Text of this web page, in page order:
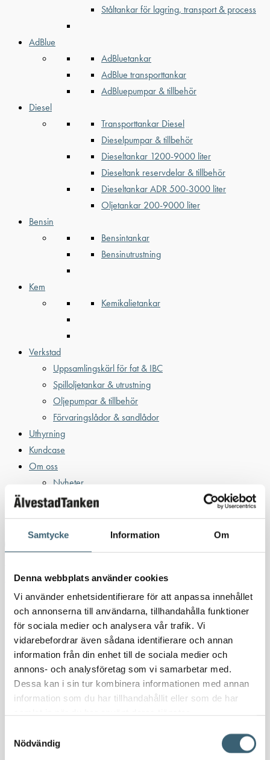
Samtycke Information Om
Denna webbplats använder cookies
Vi använder enhetsidentifierare för att anpassa innehållet
och annonserna till användarna, tillhandahålla funktioner
för sociala medier och analysera vår trafik. Vi
vidarebefordrar även sådana identifierare och annan
information från din enhet till de sociala medier och
annons- och analysföretag som vi samarbetar med.
Dessa kan i sin tur kombinera informationen med annan
information som du har tillhandahållit eller som de har
Nödvändig
Ståltankar för lagring, transport & process
AdBlue
AdBluetankar
AdBlue transporttankar
AdBluepumpar & tillbehör
Diesel
Transporttankar Diesel
Dieselpumpar & tillbehör
Dieseltankar 1200-9000 liter
Dieseltank reservdelar & tillbehör
Dieseltankar ADR 500-3000 liter
Oljetankar 200-9000 liter
Bensin
Bensintankar
Bensinutrustning
Kem
Kemikalietankar
Verkstad
Uppsamlingskärl för fat & IBC
Spilloljetankar & utrustning
Oljepumpar & tillbehör
Förvaringslådor & sandlådor
Uthyrning
Kundcase
Om oss
Nyheter
Kundspecifik tillverkning
Mark/Tankutrustning/Camlock kopplingar
Invändig gänga 3/4″
Camlock Hona x Invändig
gänga 3/4″